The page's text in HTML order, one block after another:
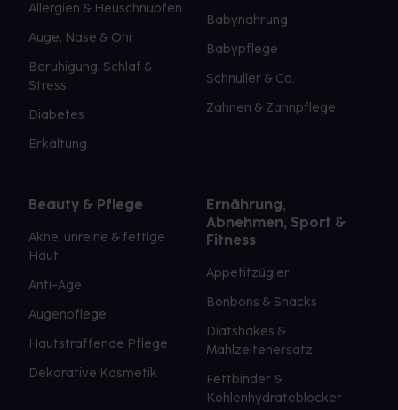
Allergien & Heuschnupfen
Auge, Nase & Ohr
Beruhigung, Schlaf &
Stress
Diabetes
Erkältung
Babynahrung
Babypflege
Schnuller & Co.
Zahnen & Zahnpflege
Beauty & Pflege
Akne, unreine & fettige
Haut
Anti-Age
Augenpflege
Hautstraffende Pflege
Dekorative Kosmetik
Ernährung,
Abnehmen, Sport &
Fitness
Appetitzügler
Bonbons & Snacks
Diätshakes &
Mahlzeitenersatz
Fettbinder &
Kohlenhydrateblocker